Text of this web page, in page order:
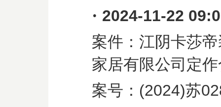
· 2024-11-22
案件：江阴卡莎
家居有限公司定
案号： (2024)苏